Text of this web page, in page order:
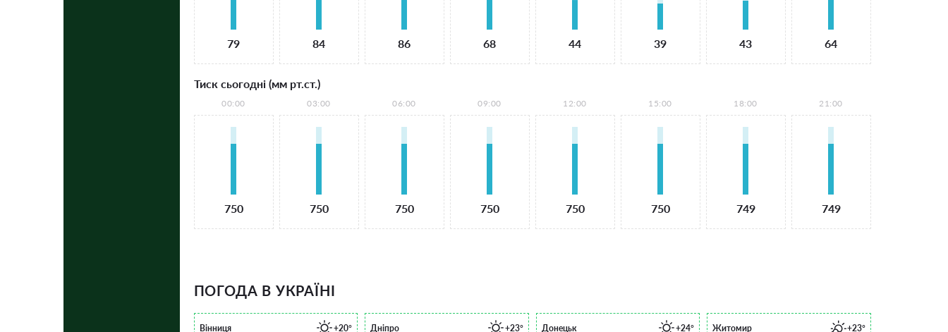
79 84 86 68 44 39 43 64
Тиск сьогодні (мм рт.ст.)
00:00
750
03:00
750
06:00
750
09:00
750
12:00
750
15:00
750
18:00
749
21:00
749
ПОГОДА В УКРАЇНІ
Вінниця +20° Дніпро +23° Донецьк +24° Житомир +23°